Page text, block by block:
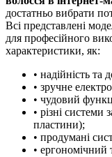
достатньо вибрати
Всі представлені
для професійного
характеристики, як:
• надійність та
• зручне
• чудовий
• різні системи
пластини);
• продумані
•